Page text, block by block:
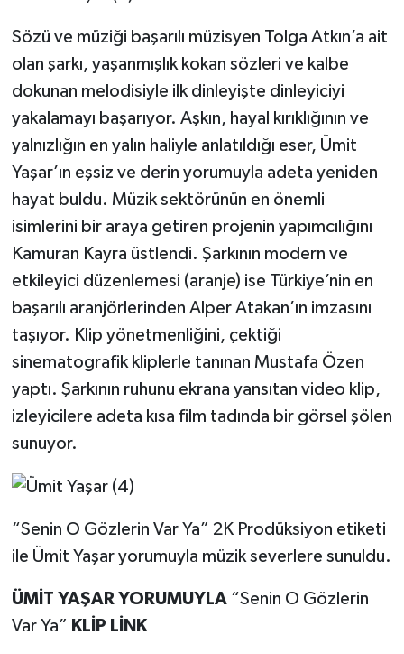
Sözü ve müziği başarılı müzisyen Tolga Atkın’a ait
olan şarkı, yaşanmışlık kokan sözleri ve kalbe
dokunan melodisiyle ilk dinleyişte dinleyiciyi
yakalamayı başarıyor. Aşkın, hayal kırıklığının ve
yalnızlığın en yalın haliyle anlatıldığı eser, Ümit
Yaşar’ın eşsiz ve derin yorumuyla adeta yeniden
hayat buldu. Müzik sektörünün en önemli
isimlerini bir araya getiren projenin yapımcılığını
Kamuran Kayra üstlendi. Şarkının modern ve
etkileyici düzenlemesi (aranje) ise Türkiye’nin en
başarılı aranjörlerinden Alper Atakan’ın imzasını
taşıyor. Klip yönetmenliğini, çektiği
sinematografik kliplerle tanınan Mustafa Özen
yaptı. Şarkının ruhunu ekrana yansıtan video klip,
izleyicilere adeta kısa film tadında bir görsel şölen
sunuyor.
“Senin O Gözlerin Var Ya” 2K Prodüksiyon etiketi
ile Ümit Yaşar yorumuyla müzik severlere sunuldu.
ÜMİT YAŞAR YORUMUYLA “Senin O Gözlerin
Var Ya” KLİP LİNK